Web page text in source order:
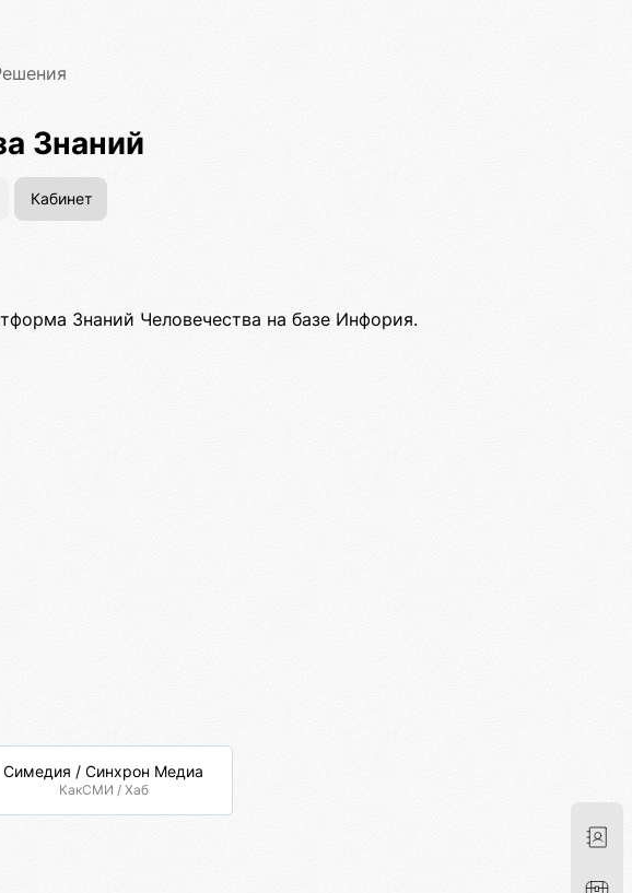
Знаний
Кабинет
Знаний Человечества на базе Инфория.
Симедия / Синхрон Медиа
КакСМИ / Хаб